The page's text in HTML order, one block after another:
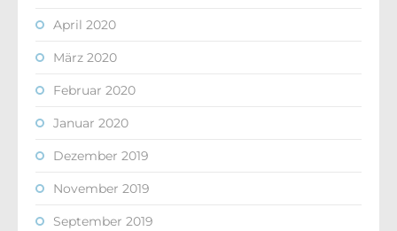
April 2020
März 2020
Februar 2020
Januar 2020
Dezember 2019
November 2019
September 2019